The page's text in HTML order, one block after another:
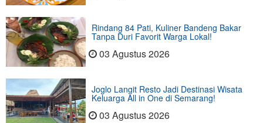
Rindang 84 Pati, Kuliner Bandeng Bakar
Tanpa Duri Favorit Warga Lokal!
03 Agustus 2026
Joglo Langit Resto Jadi Destinasi Wisata
Keluarga All in One di Semarang!
03 Agustus 2026